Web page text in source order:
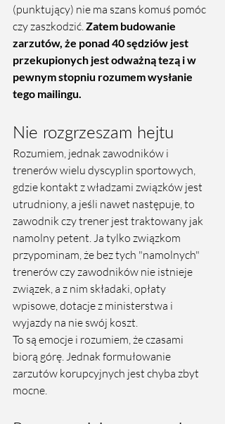
(punktujący) nie ma szans komuś pomóc
czy zaszkodzić. Zatem budowanie
zarzutów, że ponad 40 sędziów jest
przekupionych jest odważną tezą i w
pewnym stopniu rozumem wysłanie
tego mailingu.
Nie rozgrzeszam hejtu
Rozumiem, jednak zawodników i
trenerów wielu dyscyplin sportowych,
gdzie kontakt z władzami związków jest
utrudniony, a jeśli nawet następuje, to
zawodnik czy trener jest traktowany jak
namolny petent. Ja tylko związkom
przypominam, że bez tych "namolnych"
trenerów czy zawodników nie istnieje
związek, a z nim składaki, opłaty
wpisowe, dotacje z ministerstwa i
wyjazdy na nie swój koszt.
To są emocje i rozumiem, że czasami
biorą górę. Jednak formułowanie
zarzutów korupcyjnych jest chyba zbyt
mocne.